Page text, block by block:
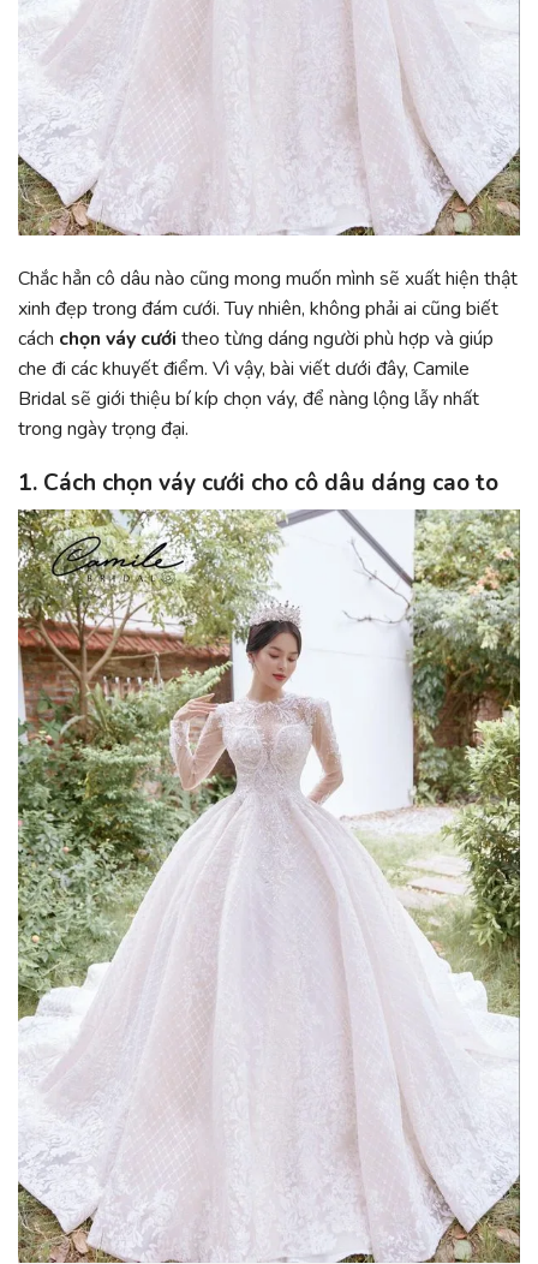
Chắc hẳn cô dâu nào cũng mong muốn mình sẽ xuất hiện thật
xinh đẹp trong đám cưới. Tuy nhiên, không phải ai cũng biết
cách chọn váy cưới theo từng dáng người phù hợp và giúp
che đi các khuyết điểm. Vì vậy, bài viết dưới đây, Camile
Bridal sẽ giới thiệu bí kíp chọn váy, để nàng lộng lẫy nhất
trong ngày trọng đại.
1. Cách chọn váy cưới cho cô dâu dáng cao to